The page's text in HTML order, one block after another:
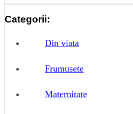
Categorii:
Din viata
Frumusete
Maternitate